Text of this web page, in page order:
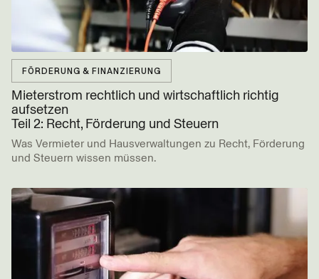
Mieterstrom rechtlich und wirtschaftlich richtig
aufsetzen
Teil 2: Recht, Förderung und Steuern
FÖRDERUNG & FINANZIERUNG
Was Vermieter und Hausverwaltungen zu Recht, Förderung
und Steuern wissen müssen.